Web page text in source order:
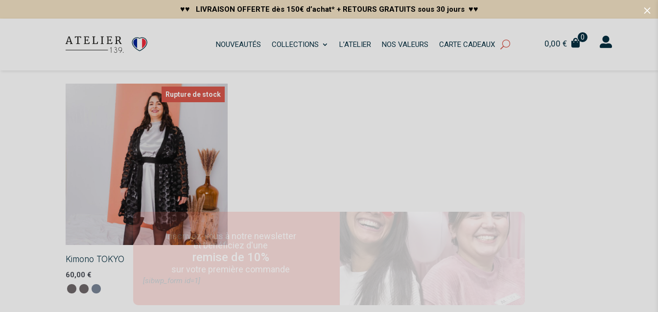
Inscrivez-vous à notre newsletter
et bénéficiez d'une
remise de 10%
sur votre première commande
[sibwp_form id=1]
M
♥♥ LIVRAISON OFFERTE dès 150€ d’achat* + RETOURS GRATUITS sous 30 jours ♥♥
NOUVEAUTÉS COLLECTIONS L’ATELIER NOS VALEURS CARTE CADEAUX 0,00 €
0
 
Rupture de stock
Kimono TOKYO
60,00€